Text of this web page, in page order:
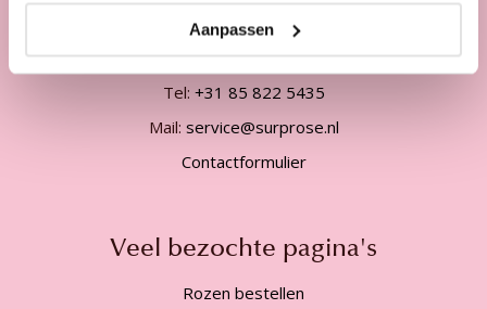
Aanpassen
09:00 - 12:00 uur
13:00 - 17:00 uur
Tel: +31 85 822 5435
Mail: service@surprose.nl
Contactformulier
Veel bezochte pagina's
Rozen bestellen